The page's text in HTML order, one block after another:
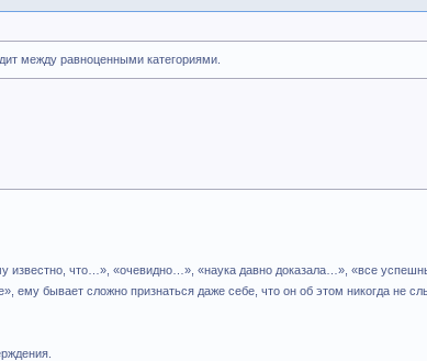
между равноценными категориями.
известно, что…», «очевидно…», «наука давно доказала…», «все
ему бывает сложно признаться даже себе, что он об этом никогда